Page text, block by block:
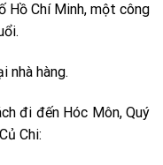
Hồ Chí Minh, một công
nhà hàng.
đi đến Hóc Môn, Quý
Chi: